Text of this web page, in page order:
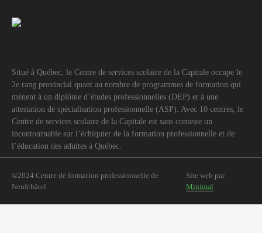
Situé à Québec, le Centre de services scolaire de la Capitale occupe le
2e rang provincial quant au nombre de programmes de formation qui
mènent à un diplôme d’études professionnelles (DEP) et à une
attestation de spécialisation professionnelle (ASP). Avec 10 centres, le
Centre de services scolaire de la Capitale est sans conteste un
incontournable sur l’échiquier de la formation professionnelle et de
l’éducation des adultes à Québec.
©2024 Centre de formation professionnelle de
Neufchâtel
Site web par
Minimal